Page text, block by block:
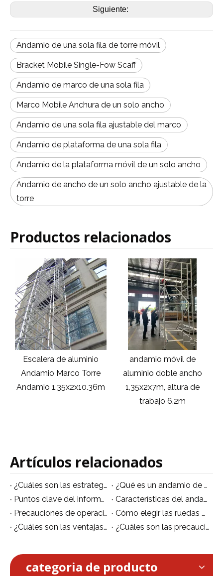
Siguiente:
Andamio de una sola fila de torre móvil
Bracket Mobile Single-Fow Scaff
Andamio de marco de una sola fila
Marco Mobile Anchura de un solo ancho
Andamio de una sola fila ajustable del marco
Andamio de plataforma de una sola fila
Andamio de la plataforma móvil de un solo ancho
Andamio de ancho de un solo ancho ajustable de la
torre
Productos relacionados
Escalera de aluminio
Andamio Marco Torre
Andamio 1.35x2x10.36m
andamio móvil de
aluminio doble ancho
1,35x2x7m, altura de
trabajo 6,2m
Artículos relacionados
¿Cuáles son las estrategias de andamios de aluminio erectos?
¿Qué es un andamio de aluminio?
Puntos clave del informe de investigación de ' Descubra por qué el mercado de andamios está prosperando a nivel mundial durante 2018-2026 '
Características del andamio móvil de aluminio.
Precauciones de operación de seguridad de andamios de aleación de aluminio
Cómo elegir las ruedas adecuadas para andamios móviles de aluminio
¿Cuáles son las ventajas de los andamios de aleación de aluminio en comparación con los andamios de acero?
¿Cuáles son las precauciones para el uso de andamios móviles?
categoria de producto